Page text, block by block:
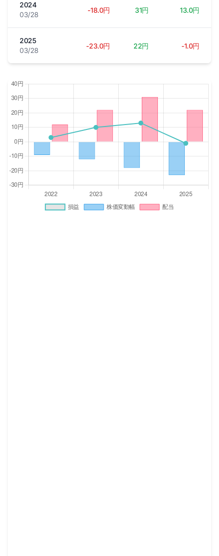
2024
03/28
-18.0円 31円 13.0円
2025
03/28
-23.0円 22円 -1.0円